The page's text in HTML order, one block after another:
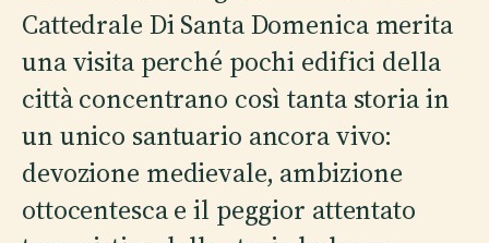
Cattedrale Di Santa Domenica merita
una visita perché pochi edifici della
città concentrano così tanta storia in
un unico santuario ancora vivo:
devozione medievale, ambizione
ottocentesca e il peggior attentato